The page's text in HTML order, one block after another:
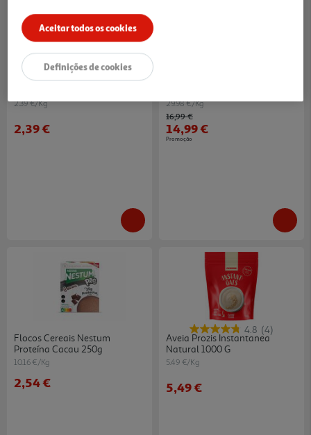
4.5 (12)
Flocos Salutem Aveia Finos
2.39 €/Kg
2,39 €
29.98 €/Kg
Price reduced from
16,99 €to
14,99 €
Promoção
Flocos Cereais Nestum
Proteína Cacau 250g
10.16 €/Kg
2,54 €
4.8 (4)
Aveia Prozis Instantanea
Natural 1000 G
5.49 €/Kg
5,49 €
Aceitar todos os cookies
Definições de cookies